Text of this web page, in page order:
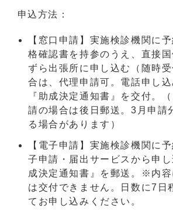
申込方法：
【窓口申請】実施検診機関に
格確認書を持参のうえ、直接
ずら出張所に申し込む（随時
合は、代理申請可。電話申し
『助成決定通知書』を交付。
請の場合は後日郵送。3月申請
る場合があります）
【電子申請】実施検診機関に
子申請・届出サービスから申
成決定通知書』を郵送。※内
は交付できません。日数に7日
てお申し込みください。